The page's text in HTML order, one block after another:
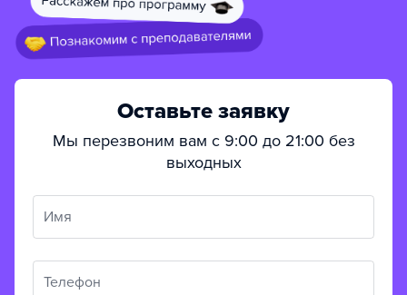
Оставьте заявку
Мы перезвоним вам с 9:00 до 21:00 без
выходных
Имя
Телефон